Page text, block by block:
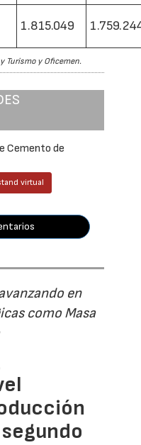
1.815.049
Turismo y Oficemen.
Cemento de
virtual
en
como Masa